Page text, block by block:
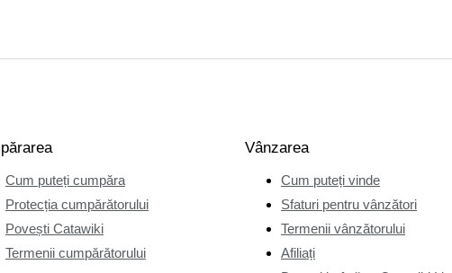
Cum puteți cumpăra
Protecția cumpărătorului
Povești Catawiki
Termenii cumpărătorului
Vânzarea
Cum puteți vinde
Sfaturi pentru vânzători
Termenii vânzătorului
Afiliați